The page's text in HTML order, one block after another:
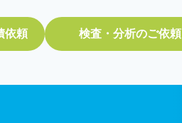
依頼 検査・分析のご依頼